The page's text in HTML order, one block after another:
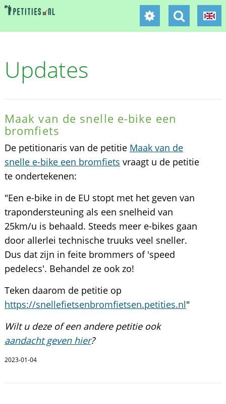
Updates
Maak van de snelle e-bike een
bromfiets
De petitionaris van de petitie Maak van de
snelle e-bike een bromfiets vraagt u de petitie
te ondertekenen:
"Een e-bike in de EU stopt met het geven van
trapondersteuning als een snelheid van
25km/u is behaald. Steeds meer e-bikes gaan
door allerlei technische truuks veel sneller.
Dus dat zijn in feite brommers of 'speed
pedelecs'. Behandel ze ook zo!
Teken daarom de petitie op
https://snellefietsenbromfietsen.petities.nl"
Wilt u deze of een andere petitie ook
aandacht geven hier?
2023-01-04